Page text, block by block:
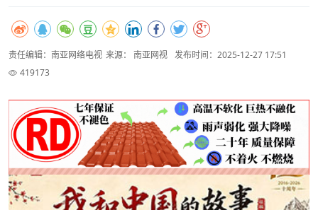
责任编辑：南亚网络电视 来源： 南亚网视 发布时间：2025-12-27 17:51
419173